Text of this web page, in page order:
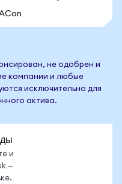
не одобрен и
компании и любые
исключительно для
актива.
и
—